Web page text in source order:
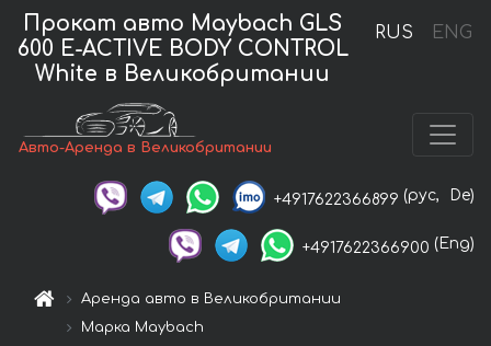
RUS ENG
Прокат авто Maybach GLS
600 E-ACTIVE BODY CONTROL
White в Великобритании
Авто-Аренда в Великобритании
+4917622366899 (рус, De)
+4917622366900 (Eng)
Аренда авто в Великобритании
Марка Maybach